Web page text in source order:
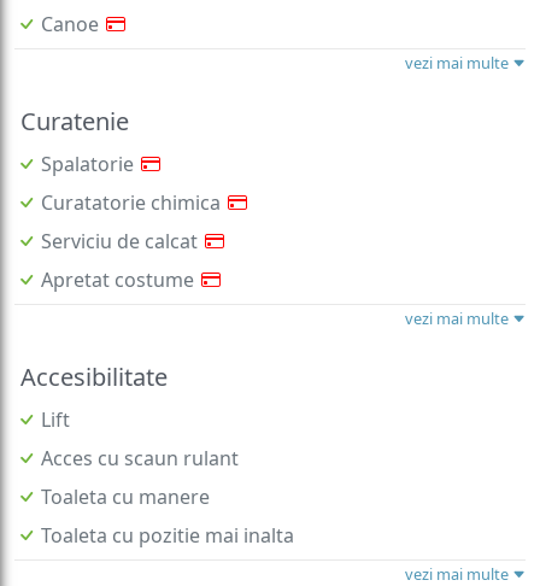
Canoe
vezi mai multe
Curatenie
Spalatorie
Curatatorie chimica
Serviciu de calcat
Apretat costume
vezi mai multe
Accesibilitate
Lift
Acces cu scaun rulant
Toaleta cu manere
Toaleta cu pozitie mai inalta
vezi mai multe